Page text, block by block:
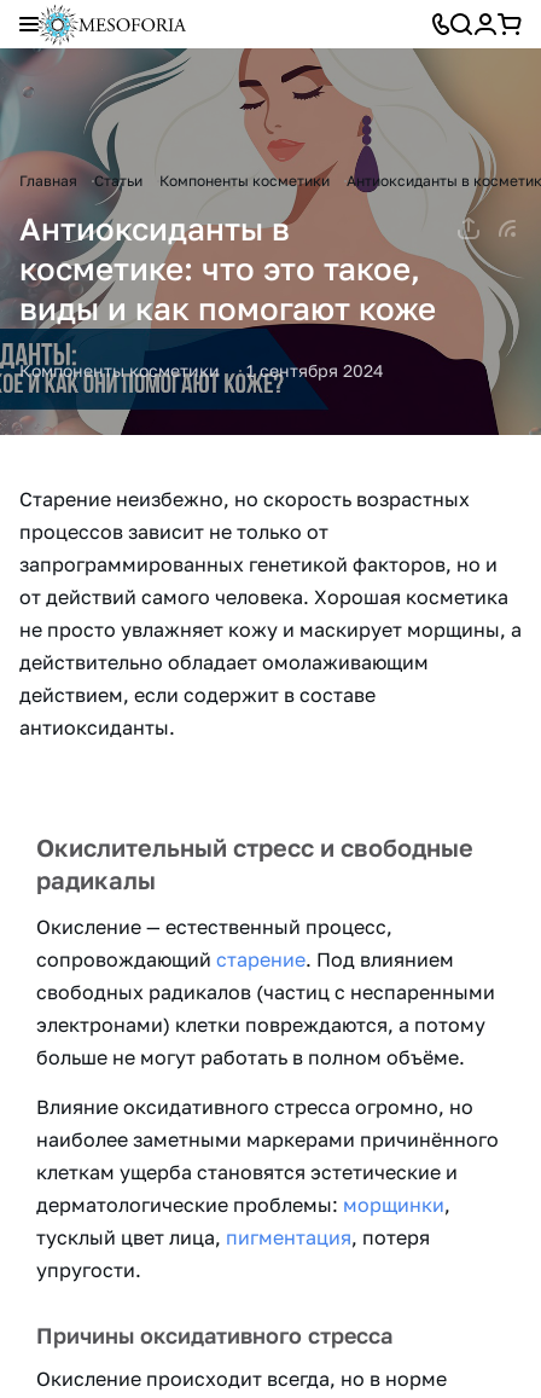
Главная Статьи Компоненты косметики Антиоксиданты в
Антиоксиданты в
косметике: что это такое,
виды и как помогают коже
Компоненты косметики 1 сентября 2024
Старение неизбежно, но скорость возрастных
процессов зависит не только от
запрограммированных генетикой факторов, но и
от действий самого человека. Хорошая косметика
не просто увлажняет кожу и маскирует морщины, а
действительно обладает омолаживающим
действием, если содержит в составе
антиоксиданты.
Окислительный стресс и свободные
радикалы
Окисление — естественный процесс,
сопровождающий старение. Под влиянием
свободных радикалов (частиц с неспаренными
электронами) клетки повреждаются, а потому
больше не могут работать в полном объёме.
Влияние оксидативного стресса огромно, но
наиболее заметными маркерами причинённого
клеткам ущерба становятся эстетические и
дерматологические проблемы: морщинки,
тусклый цвет лица, пигментация, потеря
упругости.
Причины оксидативного стресса
Окисление происходит всегда, но в норме